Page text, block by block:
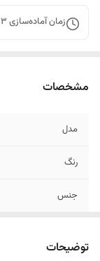
زمان آماده‌سازی 3
مشخصات
مدل
رنگ
جنس
توضیحات